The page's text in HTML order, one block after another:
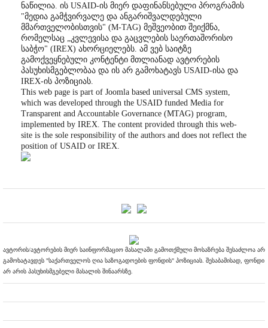
ნაწილია. ის USAID-ის მიერ დაფინანსებული პროგრამის
"მედია გამჭვირვალე და ანგარიშვალდებული
მმართველობისთვის" (M-TAG) მეშვეობით შეიქმნა,
რომელსაც „კვლევისა და გაცვლების საერთაშორისო
საბჭო" (IREX) ახორციელებს. ამ ვებ საიტზე
გამოქვეყნებული კონტენტი მთლიანად ავტორების
პასუხისმგებლობაა და ის არ გამოხატავს USAID-ისა და
IREX-ის პოზიციას.
This web page is part of Joomla based universal CMS system,
which was developed through the USAID funded Media for
Transparent and Accountable Governance (MTAG) program,
implemented by IREX. The content provided through this web-
site is the sole responsibility of the authors and does not reflect the
position of USAID or IREX.
ავტორის/ავტორების მიერ საინფორმაციო მასალაში გამოთქმული მოსაზრება შესაძლოა არ
გამოხატავდეს "საქართველოს ღია საზოგადოების ფონდის" პოზიციას. შესაბამისად, ფონდი
არ არის პასუხისმგებელი მასალის შინაარსზე.